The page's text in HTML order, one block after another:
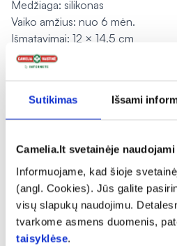
Sutikimas Išsami
Camelia.lt svetainėje
Informuojame, kad šioje
(angl. Cookies). Jūs galite
visų slapukų naudojimu.
tvarkome asmens duomenis,
taisyklėse.
Medžiaga: silikonas
Vaiko amžius: nuo 6 mėn.
Išmatavimai: 12 × 14,5 cm
Gamintojas:
Babyono sp. z o.o,
Platintojas:UAB "Farmatika",
Pranešti apie klaidą prekės
Charakteristika